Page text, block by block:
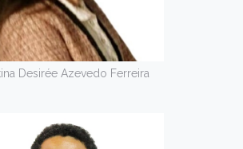
Desirée Azevedo Ferreira